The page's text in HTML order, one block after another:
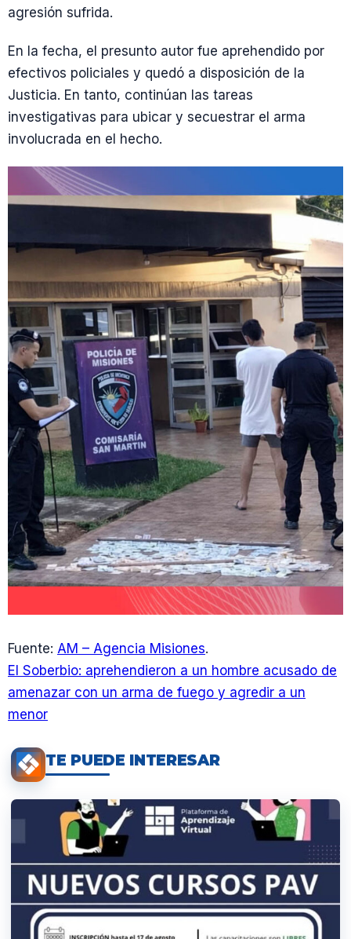
agresión sufrida.
En la fecha, el presunto autor fue aprehendido por
efectivos policiales y quedó a disposición de la
Justicia. En tanto, continúan las tareas
investigativas para ubicar y secuestrar el arma
involucrada en el hecho.
Fuente: AM – Agencia Misiones.
El Soberbio: aprehendieron a un hombre acusado de
amenazar con un arma de fuego y agredir a un
menor
TE PUEDE INTERESAR